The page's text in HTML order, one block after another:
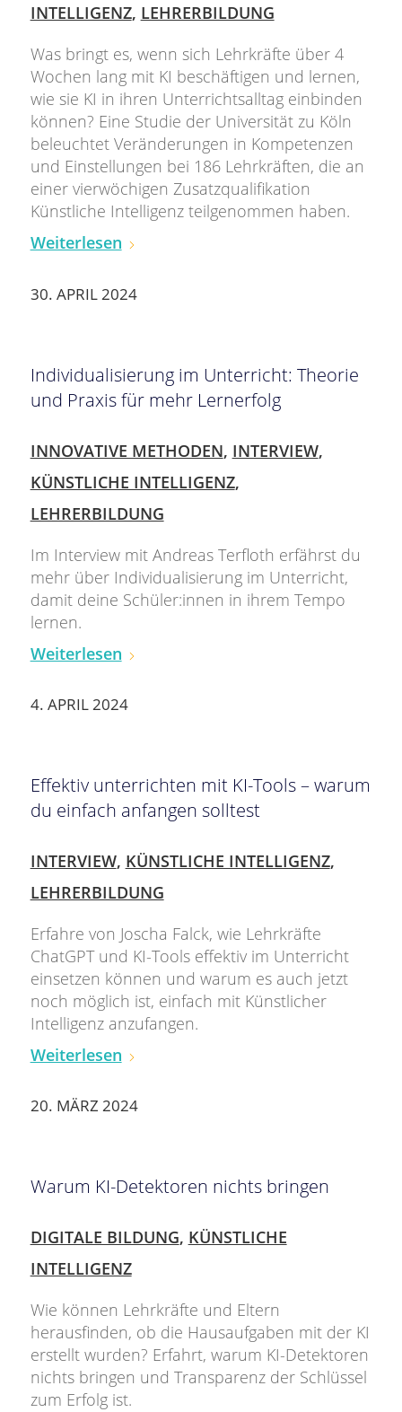
INTELLIGENZ, LEHRERBILDUNG
Was bringt es, wenn sich Lehrkräfte über 4
Wochen lang mit KI beschäftigen und lernen,
wie sie KI in ihren Unterrichtsalltag einbinden
können? Eine Studie der Universität zu Köln
beleuchtet Veränderungen in Kompetenzen
und Einstellungen bei 186 Lehrkräften, die an
einer vierwöchigen Zusatzqualifikation
Künstliche Intelligenz teilgenommen haben.
Weiterlesen
30. APRIL 2024
Individualisierung im Unterricht: Theorie
und Praxis für mehr Lernerfolg
INNOVATIVE METHODEN, INTERVIEW,
KÜNSTLICHE INTELLIGENZ,
LEHRERBILDUNG
Im Interview mit Andreas Terfloth erfährst du
mehr über Individualisierung im Unterricht,
damit deine Schüler:innen in ihrem Tempo
lernen.
Weiterlesen
4. APRIL 2024
Effektiv unterrichten mit KI-Tools – warum
du einfach anfangen solltest
INTERVIEW, KÜNSTLICHE INTELLIGENZ,
LEHRERBILDUNG
Erfahre von Joscha Falck, wie Lehrkräfte
ChatGPT und KI-Tools effektiv im Unterricht
einsetzen können und warum es auch jetzt
noch möglich ist, einfach mit Künstlicher
Intelligenz anzufangen.
Weiterlesen
20. MÄRZ 2024
Warum KI-Detektoren nichts bringen
DIGITALE BILDUNG, KÜNSTLICHE
INTELLIGENZ
Wie können Lehrkräfte und Eltern
herausfinden, ob die Hausaufgaben mit der KI
erstellt wurden? Erfahrt, warum KI-Detektoren
nichts bringen und Transparenz der Schlüssel
zum Erfolg ist.